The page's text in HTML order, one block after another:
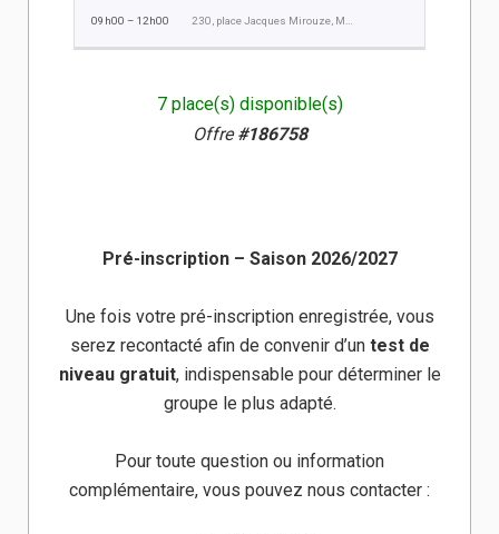
09h00 – 12h00
7 place(s) disponible(s)
Offre#186758
Pré-inscription – Saison 2026/2027
Une fois votre pré-inscription enregistrée, vous
serez recontacté afin de convenir d’un test de
niveau gratuit, indispensable pour déterminer le
groupe le plus adapté.
Pour toute question ou information
complémentaire, vous pouvez nous contacter :